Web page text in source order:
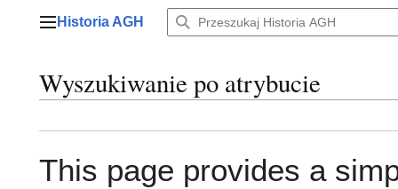
Menu główne
Historia AGH
Wyszukiwanie po atrybucie
This page provides a